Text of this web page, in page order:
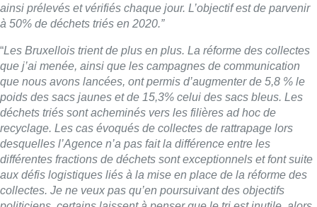
ainsi prélevés et vérifiés chaque jour. L’objectif est de parvenir
à 50% de déchets triés en 2020.”
“Les Bruxellois trient de plus en plus. La réforme des collectes
que j’ai menée, ainsi que les campagnes de communication
que nous avons lancées, ont permis d’augmenter de 5,8 % le
poids des sacs jaunes et de 15,3% celui des sacs bleus. Les
déchets triés sont acheminés vers les filières ad hoc de
recyclage. Les cas évoqués de collectes de rattrapage lors
desquelles l’Agence n’a pas fait la différence entre les
différentes fractions de déchets sont exceptionnels et font suite
aux défis logistiques liés à la mise en place de la réforme des
collectes. Je ne veux pas qu’en poursuivant des objectifs